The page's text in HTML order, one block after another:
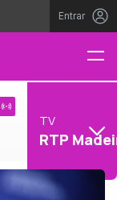
Entrar
TV
RTP